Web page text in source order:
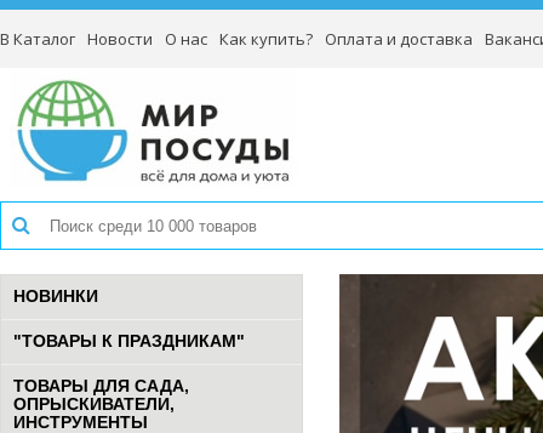
В Каталог Новости О нас Как купить? Оплата и доставка
НОВИНКИ
"ТОВАРЫ К ПРАЗДНИКАМ"
ТОВАРЫ ДЛЯ САДА,
ОПРЫСКИВАТЕЛИ,
ИНСТРУМЕНТЫ